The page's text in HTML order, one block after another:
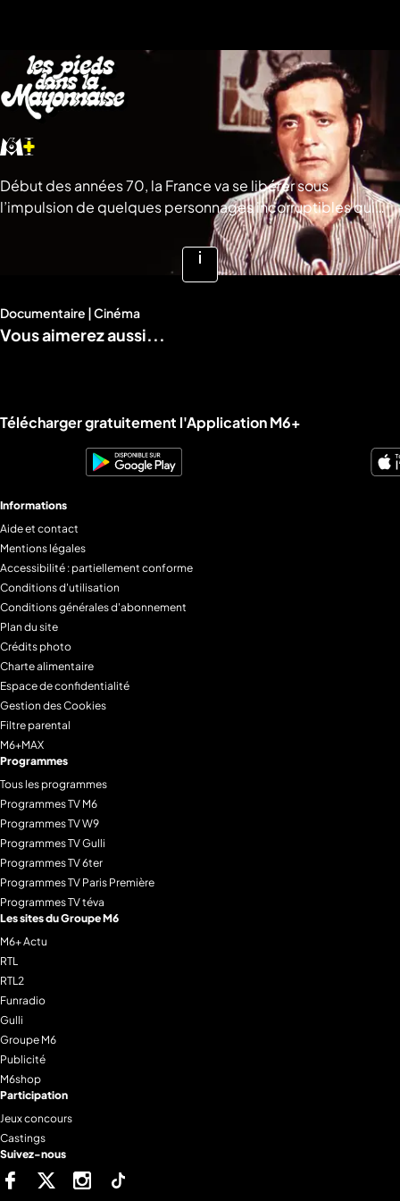
Début des années 70, la France va se libérer sous
l’impulsion de quelques personnages incorruptibles qui
mettent un immense coup de fouet dans le petit écran
mais aussi sur les grands écrans de l’hexagone. ©
Voir
Documentaire | Cinéma
Vous aimerez aussi...
Liens utiles M6+.
Télécharger gratuitement l'Application M6+
Informations
Aide et contact
Mentions légales
Accessibilité : partiellement conforme
Conditions d'utilisation
Conditions générales d'abonnement
Plan du site
Crédits photo
Charte alimentaire
Espace de confidentialité
Gestion des Cookies
Filtre parental
M6+MAX
Programmes
Tous les programmes
Programmes TV M6
Programmes TV W9
Programmes TV Gulli
Programmes TV 6ter
Programmes TV Paris Première
Programmes TV téva
Les sites du Groupe M6
M6+ Actu
RTL
RTL2
Funradio
Gulli
Groupe M6
Publicité
M6shop
Participation
Jeux concours
Castings
Suivez-nous
FacebookTwitter Instagram